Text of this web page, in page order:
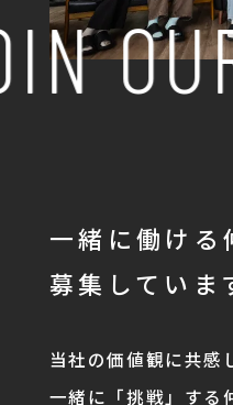
一緒に働ける
募集していま
当社の価値観に共感
一緒に「挑戦」する